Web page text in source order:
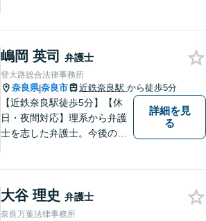
提供しています。
嶋岡 英司 弁護士
登大路総合法律事務所
奈良県|奈良市 近鉄奈良駅 から徒歩5分
【近鉄奈良駅徒歩5分】【休
日・夜間対応】理系から弁護
士を志した弁護士。今後の生
無料相談をご利用ください。
【Zoom相談可】
詳細を見
る
大谷 理史 弁護士
奈良万葉法律事務所